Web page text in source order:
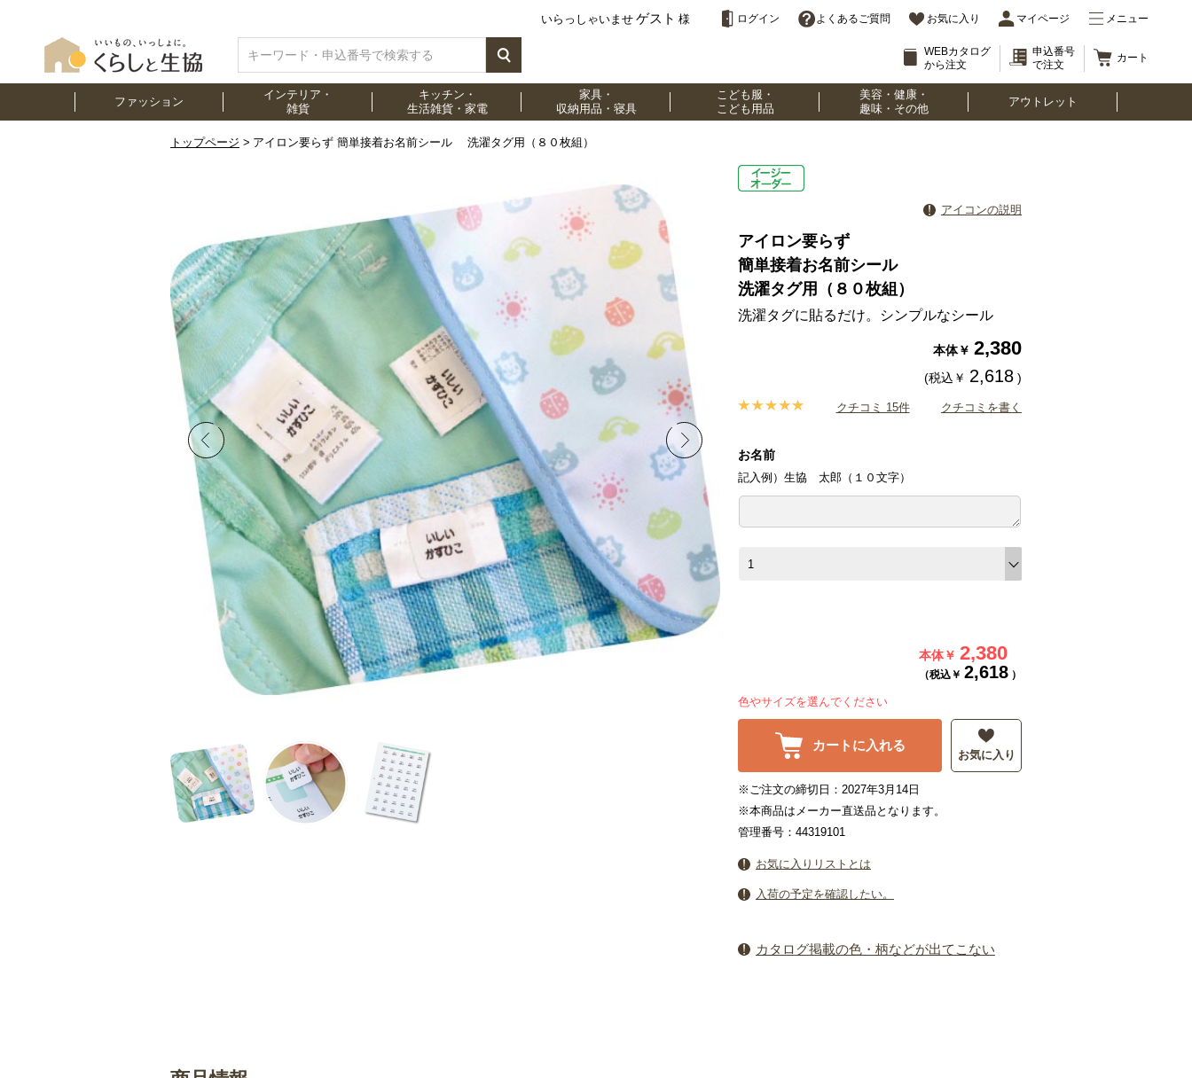
いらっしゃいませ ゲスト 様 ログイン よくあるご質問 お気に入り マイページ メニュー
WEBカタログ
から注文
申込番号
で注文
カート
ファッション
インテリア・
雑貨
キッチン・
生活雑貨・家電
家具・
収納用品・寝具
こども服・
こども用品
美容・健康・
趣味・その他
アウトレット
トップページ アイロン要らず 簡単接着お名前シール 洗濯タグ用（８０枚組）
アイコンの説明
アイロン要らず
簡単接着お名前シール
洗濯タグ用（８０枚組）
洗濯タグに貼るだけ。シンプルなシール
本体￥ 2,380
(税込￥ 2,618 )
クチコミ 15件 クチコミを書く
お名前
記入例）生協 太郎（１０文字）
本体￥ 2,380
（税込￥ 2,618 ）
色やサイズを選んでください
カートに入れる
お気に入り
※ご注文の締切日：2027年3月14日
※本商品はメーカー直送品となります。
管理番号：44319101
お気に入りリストとは
入荷の予定を確認したい。
カタログ掲載の色・柄などが出てこない